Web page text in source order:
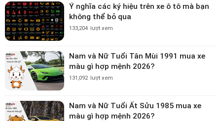
Ý nghĩa các ký hiệu trên xe ô tô mà bạn
không thể bỏ qua
133,204 lượt xem
Nam và Nữ Tuổi Tân Mùi 1991 mua xe
màu gì hợp mệnh 2026?
131,092 lượt xem
Nam và Nữ Tuổi Ất Sửu 1985 mua xe
màu gì hợp mệnh 2026?